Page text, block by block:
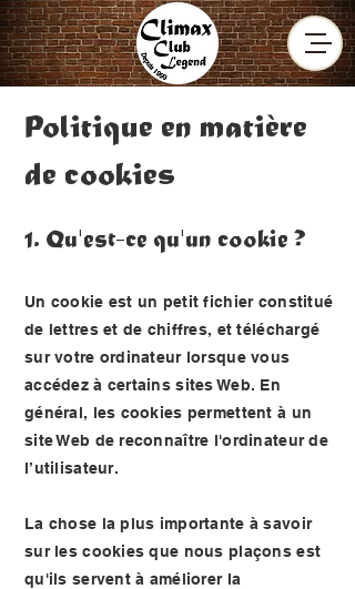
Politique en matière
de cookies
1. Qu'est-ce qu'un cookie ?
Un cookie est un petit fichier constitué
de lettres et de chiffres, et téléchargé
sur votre ordinateur lorsque vous
accédez à certains sites Web. En
général, les cookies permettent à un
site Web de reconnaître l'ordinateur de
l’utilisateur.
La chose la plus importante à savoir
sur les cookies que nous plaçons est
qu'ils servent à améliorer la